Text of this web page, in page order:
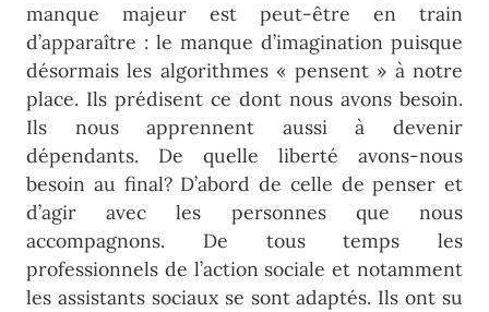
manque majeur est peut-être en train
d’apparaître : le manque d’imagination puisque
désormais les algorithmes « pensent » à notre
place. Ils prédisent ce dont nous avons besoin.
Ils nous apprennent aussi à devenir
dépendants. De quelle liberté avons-nous
besoin au final? D’abord de celle de penser et
d’agir avec les personnes que nous
accompagnons. De tous temps les
professionnels de l’action sociale et notamment
les assistants sociaux se sont adaptés. Ils ont su